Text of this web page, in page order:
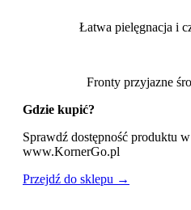
Łatwa pielęgnacja i
Fronty przyjazne
Gdzie kupić?
Sprawdź dostępność produktu
www.KornerGo.pl
Przejdź do sklepu →